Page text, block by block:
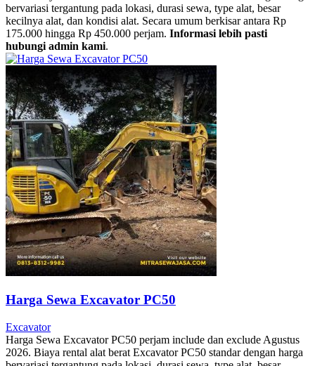
bervariasi tergantung pada lokasi, durasi sewa, type alat, besar
kecilnya alat, dan kondisi alat. Secara umum berkisar antara Rp
175.000 hingga Rp 450.000 perjam. Informasi lebih pasti
hubungi admin kami.
Harga Sewa Excavator PC50
Excavator
Harga Sewa Excavator PC50 perjam include dan exclude Agustus
2026. Biaya rental alat berat Excavator PC50 standar dengan harga